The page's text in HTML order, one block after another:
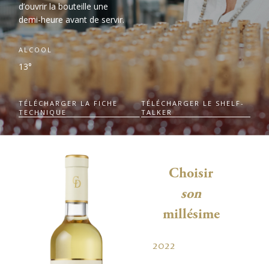
d’ouvrir la bouteille une
demi-heure avant de servir.
ALCOOL
13°
TÉLÉCHARGER LA FICHE
TECHNIQUE
TÉLÉCHARGER LE SHELF-
TALKER
Choisir
son
millésime
2022